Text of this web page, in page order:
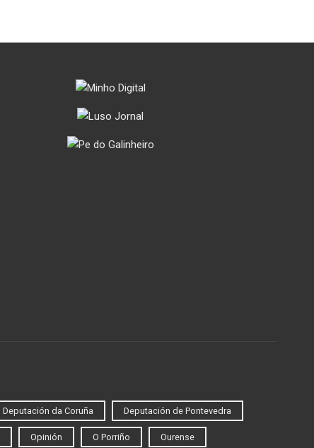
Deputación da Coruña Deputación de Pontevedra
Opinión O Porriño Ourense